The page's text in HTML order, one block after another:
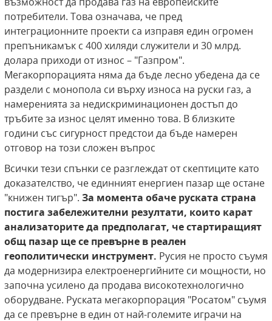
потребители. Това означава, че пред
интеграционните проекти са изправя един огромен
препъникамък с 400 хиляди служители и 30 млрд.
долара приходи от износ – "Газпром".
Мегакорпорацията няма да бъде лесно убедена да се
раздели с монопола си върху износа на руски газ, а
намеренията за недискриминационен достъп до
тръбите за износ целят именно това. В близките
години със сигурност предстои да бъде намерен
отговор на този сложен въпрос
Всички тези спънки се разглеждат от скептиците като
доказателство, че единният енергиен пазар ще остане
"книжен тигър". За момента обаче руската страна
постига забележителни резултати, които карат
анализаторите да предполагат, че стартиращият
общ пазар ще се превърне в реален
геополитически инструмент. Русия не просто съумя
да модернизира електроенергийните си мощности, но
започна усилено да продава високотехнологично
оборудване. Руската мегакорпорация "Росатом" съумя
да се превърне в един от най-големите играчи на